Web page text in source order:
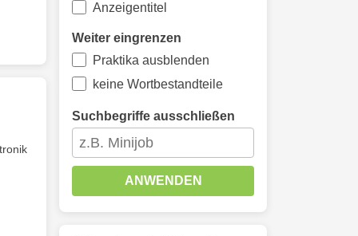
Anzeigentitel
Weiter eingrenzen
Praktika ausblenden
keine Wortbestandteile
Suchbegriffe ausschließen
ANWENDEN